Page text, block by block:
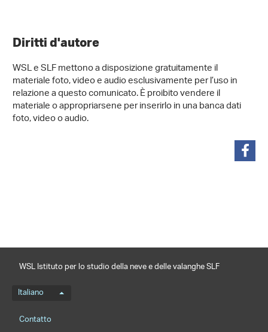
Diritti d'autore
WSL e SLF mettono a disposizione gratuitamente il
materiale foto, video e audio esclusivamente per l’uso in
relazione a questo comunicato. È proibito vendere il
materiale o appropriarsene per inserirlo in una banca dati
foto, video o audio.
WSL Istituto per lo studio della neve e delle valanghe SLF
Menu della lingua
Italiano
Footernavigation
Contatto